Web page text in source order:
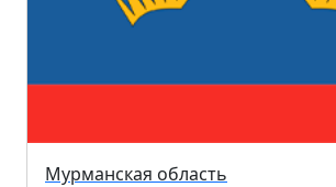
Мурманская область